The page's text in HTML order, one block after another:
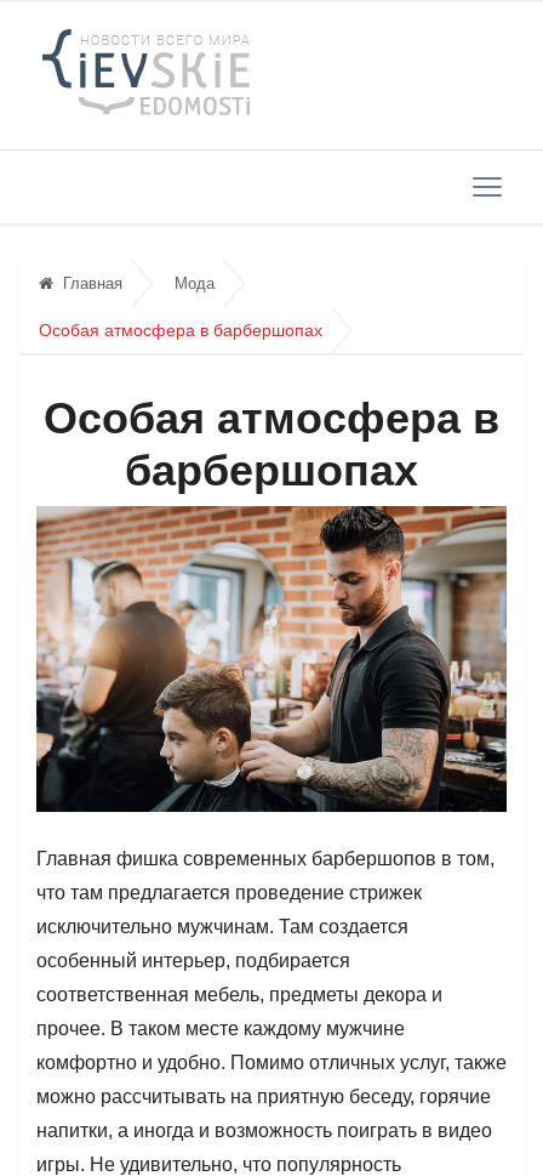
Главная Мода
Особая атмосфера в барбершопах
Особая атмосфера в
барбершопах
Главная фишка современных барбершопов в том,
что там предлагается проведение стрижек
исключительно мужчинам. Там создается
особенный интерьер, подбирается
соответственная мебель, предметы декора и
прочее. В таком месте каждому мужчине
комфортно и удобно. Помимо отличных услуг, также
можно рассчитывать на приятную беседу, горячие
напитки, а иногда и возможность поиграть в видео
игры. Не удивительно, что популярность